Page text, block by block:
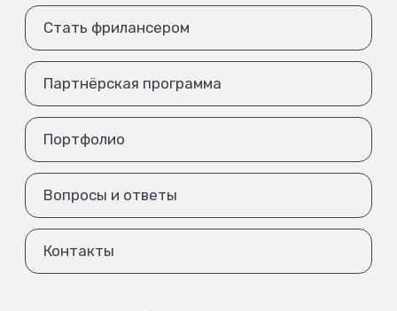
Стать фрилансером
Партнёрская программа
Портфолио
Вопросы и ответы
Контакты